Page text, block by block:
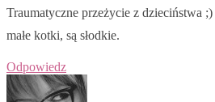
Traumatyczne przeżycie z dzieciństwa
małe kotki, są słodkie.
Odpowiedz